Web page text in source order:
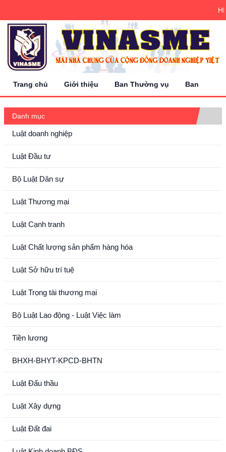
Trang chủ Giới thiệu Ban Thường vụ Ban Chấp
Danh mục
Luật doanh nghiệp
Luật Đầu tư
Bộ Luật Dân sự
Luật Thương mại
Luật Cạnh tranh
Luật Chất lượng sản phẩm hàng hóa
Luật Sở hữu trí tuệ
Luật Trọng tài thương mại
Bộ Luật Lao động - Luật Việc làm
Tiền lương
BHXH-BHYT-KPCD-BHTN
Luật Đấu thầu
Luật Xây dựng
Luật Đất đai